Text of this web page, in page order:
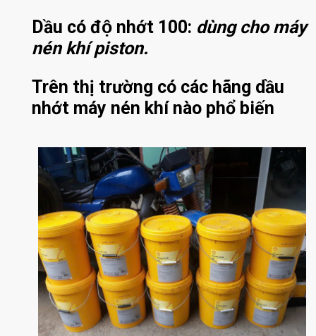
Dầu có độ nhớt 100: dùng cho máy
nén khí piston.​
Trên thị trường có các hãng dầu
nhớt máy nén khí nào phổ biến